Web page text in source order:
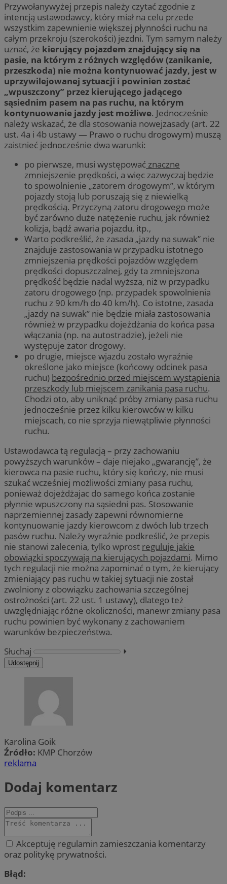
Przywołanywyżej przepis należy czytać zgodnie z
intencją ustawodawcy, który miał na celu przede
wszystkim zapewnienie większej płynności ruchu na
całym przekroju (szerokości) jezdni. Tym samym należy
uznać, że kierujący pojazdem znajdujący się na
pasie, na którym z różnych względów (zanikanie,
przeszkoda) nie można kontynuować jazdy, jest w
uprzywilejowanej sytuacji i powinien zostać
„wpuszczony” przez kierującego jadącego
sąsiednim pasem na pas ruchu, na którym
kontynuowanie jazdy jest możliwe. Jednocześnie
należy wskazać, że dla stosowania nowejzasady (art. 22
ust. 4a i 4b ustawy — Prawo o ruchu drogowym) muszą
zaistnieć jednocześnie dwa warunki:
po pierwsze, musi występowaćznaczne
zmniejszenie prędkości, a więc zazwyczaj będzie
to spowolnienie „zatorem drogowym”, w którym
pojazdy stoją lub poruszają się z niewielką
prędkością. Przyczyną zatoru drogowego może
być zarówno duże natężenie ruchu, jak również
kolizja, bądź awaria pojazdu, itp.,
Warto podkreślić, że zasada „jazdy na suwak” nie
znajduje zastosowania w przypadku istotnego
zmniejszenia prędkości pojazdów względem
prędkości dopuszczalnej, gdy ta zmniejszona
prędkość będzie nadal wyższa, niż w przypadku
zatoru drogowego (np. przypadek spowolnienia
ruchu z 90 km/h do 40 km/h). Co istotne, zasada
„jazdy na suwak” nie będzie miała zastosowania
również w przypadku dojeżdżania do końca pasa
włączania (np. na autostradzie), jeżeli nie
występuje zator drogowy.
po drugie, miejsce wjazdu zostało wyraźnie
określone jako miejsce (końcowy odcinek pasa
ruchu) bezpośrednio przed miejscem wystąpienia
przeszkody lub miejscem zanikania pasa ruchu.
Chodzi oto, aby uniknąć próby zmiany pasa ruchu
jednocześnie przez kilku kierowców w kilku
miejscach, co nie sprzyja niewątpliwie płynności
ruchu.
Ustawodawca tą regulacją – przy zachowaniu
powyższych warunków – daje niejako „gwarancję”, że
kierowca na pasie ruchu, który się kończy, nie musi
szukać wcześniej możliwości zmiany pasa ruchu,
ponieważ dojeżdżajac do samego końca zostanie
płynnie wpuszczony na sąsiedni pas. Stosowanie
naprzemiennej zasady zapewni równomierne
kontynuowanie jazdy kierowcom z dwóch lub trzech
pasów ruchu. Należy wyraźnie podkreślić, że przepis
nie stanowi zalecenia, tylko wprost reguluje jakie
obowiązki spoczywają na kierujących pojazdami. Mimo
tych regulacji nie można zapominać o tym, że kierujący
zmieniający pas ruchu w takiej sytuacji nie został
zwolniony z obowiązku zachowania szczególnej
ostrożności (art. 22 ust. 1 ustawy), dlatego też
uwzględniając różne okoliczności, manewr zmiany pasa
ruchu powinien być wykonany z zachowaniem
warunków bezpieczeństwa.
Słuchaj
⏵︎
Udostępnij
Karolina Goik
Źródło: KMP Chorzów
reklama
Dodaj komentarz
Akceptuję regulamin zamieszczania komentarzy
oraz politykę prywatności.
Błąd: